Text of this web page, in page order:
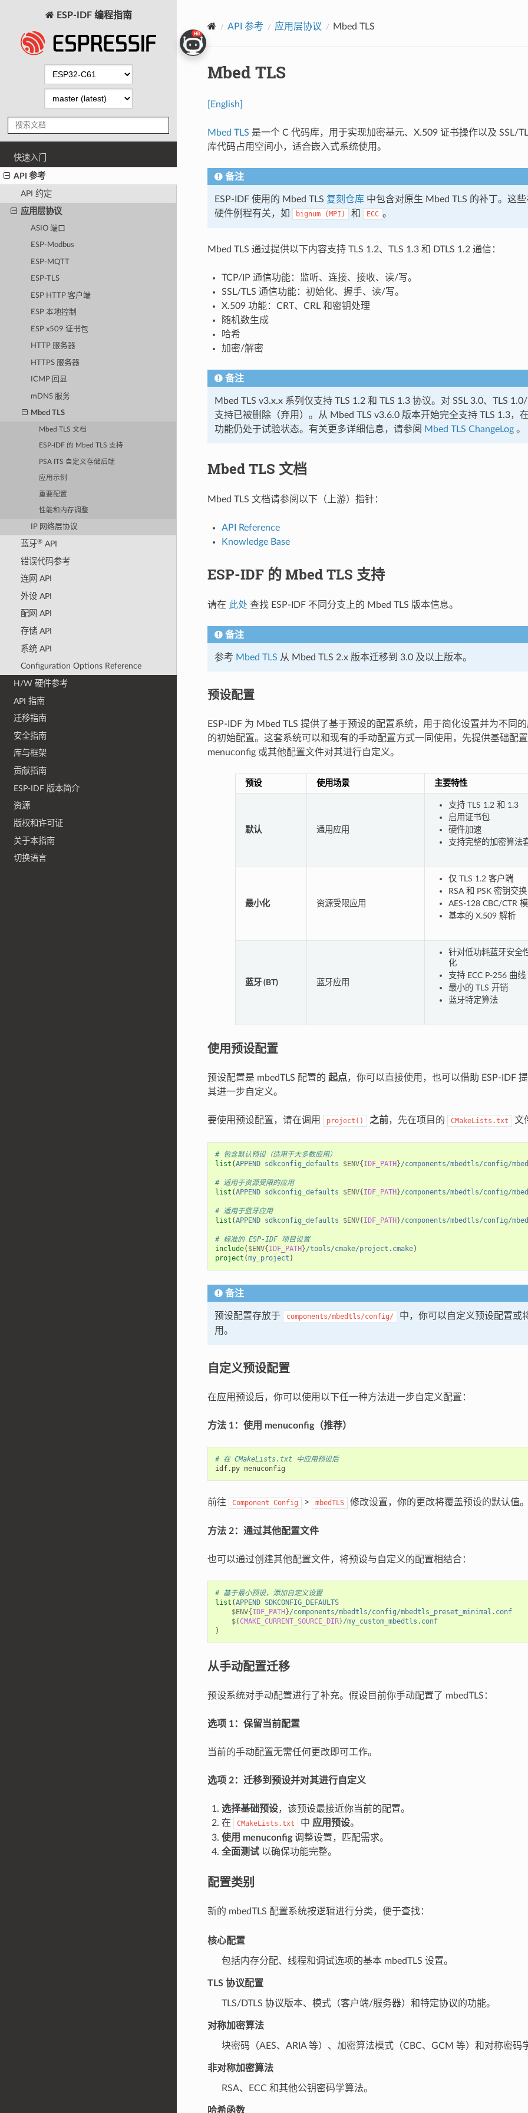
ESP-IDF 编程指南
快速入门
API 参考
API 约定
应用层协议
ASIO 端口
ESP-Modbus
ESP-MQTT
ESP-TLS
ESP HTTP 客户端
ESP 本地控制
ESP x509 证书包
HTTP 服务器
HTTPS 服务器
ICMP 回显
mDNS 服务
Mbed TLS
Mbed TLS 文档
ESP-IDF 的 Mbed TLS 支持
PSA ITS 自定义存储后端
应用示例
重要配置
性能和内存调整
IP 网络层协议
蓝牙®API
错误代码参考
连网 API
外设 API
配网 API
存储 API
系统 API
Configuration Options Reference
H/W 硬件参考
API 指南
迁移指南
安全指南
库与框架
贡献指南
ESP-IDF 版本简介
资源
版权和许可证
关于本指南
切换语言
API 参考 应用层协议 Mbed TLS
Mbed TLS
[English]
Mbed TLS 是一个 C 代码库，用于实现加密基元、X.509 证书操作以及 SSL/
库代码占用空间小，适合嵌入式系统使用。
备注
ESP-IDF 使用的 Mbed TLS 复刻仓库中包含对原生 Mbed TLS 的补丁。这
硬件例程有关，如
bignum (MPI) 和 ECC 。
Mbed TLS 通过提供以下内容支持 TLS 1.2、TLS 1.3 和 DTLS 1.2 通信：
TCP/IP 通信功能：监听、连接、接收、读/写。
SSL/TLS 通信功能：初始化、握手、读/写。
X.509 功能：CRT、CRL 和密钥处理
随机数生成
哈希
加密/解密
备注
Mbed TLS v3.x.x 系列仅支持 TLS 1.2 和 TLS 1.3 协议。对 SSL 3.0、TLS
支持已被删除（弃用）。从 Mbed TLS v3.6.0 版本开始完全支持 TLS 1.3，
功能仍处于试验状态。有关更多详细信息，请参阅 Mbed TLS ChangeLog 。
Mbed TLS 文档
Mbed TLS 文档请参阅以下（上游）指针：
API Reference
Knowledge Base
ESP-IDF 的 Mbed TLS 支持
请在 此处 查找 ESP-IDF 不同分支上的 Mbed TLS 版本信息。
备注
参考 Mbed TLS 从 Mbed TLS 2.x 版本迁移到 3.0 及以上版本。
预设配置
ESP-IDF 为 Mbed TLS 提供了基于预设的配置系统，用于简化设置并为不同
的初始配置。这套系统可以和现有的手动配置方式一同使用，先提供基础配
menuconfig 或其他配置文件对其进行自定义。
预设 使用场景 主要特性
默认 通用应用
支持 TLS 1.2 和 1.3
启用证书包
硬件加速
支持完整的加密算法
最小化 资源受限应用
仅 TLS 1.2 客户端
RSA 和 PSK 密钥交换
AES-128 CBC/CTR
基本的 X.509 解析
蓝牙 (BT) 蓝牙应用
针对低功耗蓝牙安全
化
支持 ECC P-256 曲线
最小的 TLS 开销
蓝牙特定算法
使用预设配置
预设配置是 mbedTLS 配置的 起点，你可以直接使用，也可以借助 ESP-IDF
其进一步自定义。
要使用预设配置，请在调用 project() 之前，先在项目的 CMakeLists.txt 文
# 包含默认预设（适用于大多数应用）
list (APPEND sdkconfig_defaults $ENV{IDF_PATH}/components/mbedtls/config/
# 适用于资源受限的应用
list (APPEND sdkconfig_defaults $ENV{IDF_PATH}/components/mbedtls/config/
# 适用于蓝牙应用
list (APPEND sdkconfig_defaults $ENV{IDF_PATH}/components/mbedtls/config/
# 标准的 ESP-IDF 项目设置
include( $ENV{IDF_PATH}/tools/cmake/project.cmake)
project (my_project )
备注
预设配置存放于 components/mbedtls/config/
中，你可以自定义预设配置或
用。
自定义预设配置
在应用预设后，你可以使用以下任一种方法进一步自定义配置：
方法 1：使用 menuconfig（推荐）
# 在 CMakeLists.txt 中应用预设后
idf.py
前往 Component Config > mbedTLS 修改设置，你的更改将覆盖预设的默认值
方法 2：通过其他配置文件
也可以通过创建其他配置文件，将预设与自定义的配置相结合：
# 基于最小预设，添加自定义设置
list (APPEND SDKCONFIG_DEFAULTS
$ENV{IDF_PATH}/components/mbedtls/config/mbedtls_preset_minimal.conf
${CMAKE_CURRENT_SOURCE_DIR}/my_custom_mbedtls.conf
)
从手动配置迁移
预设系统对手动配置进行了补充。假设目前你手动配置了 mbedTLS：
选项 1：保留当前配置
当前的手动配置无需任何更改即可工作。
选项 2：迁移到预设并对其进行自定义
选择基础预设，该预设最接近你当前的配置。
在
CMakeLists.txt 中 应用预设。
使用 menuconfig调整设置，匹配需求。
全面测试以确保功能完整。
配置类别
新的 mbedTLS 配置系统按逻辑进行分类，便于查找：
核心配置
包括内存分配、线程和调试选项的基本 mbedTLS 设置。
TLS 协议配置
TLS/DTLS 协议版本、模式（客户端/服务器）和特定协议的功能。
对称加密算法
块密码（AES、ARIA 等）、加密算法模式（CBC、GCM 等）和对称密码
非对称加密算法
RSA、ECC 和其他公钥密码学算法。
哈希函数